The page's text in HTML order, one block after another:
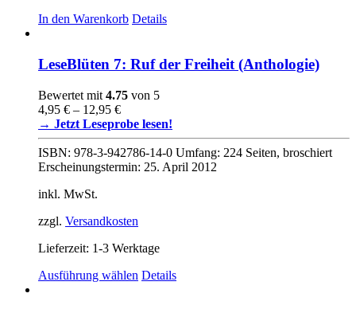
In den Warenkorb Details
LeseBlüten 7: Ruf der Freiheit (Anthologie)
Bewertet mit 4.75 von 5
4,95 € – 12,95 €
→ Jetzt Leseprobe lesen!
ISBN: 978-3-942786-14-0 Umfang: 224 Seiten, broschiert
Erscheinungstermin: 25. April 2012
inkl. MwSt.
zzgl. Versandkosten
Lieferzeit: 1-3 Werktage
Ausführung wählen Dieses
Details